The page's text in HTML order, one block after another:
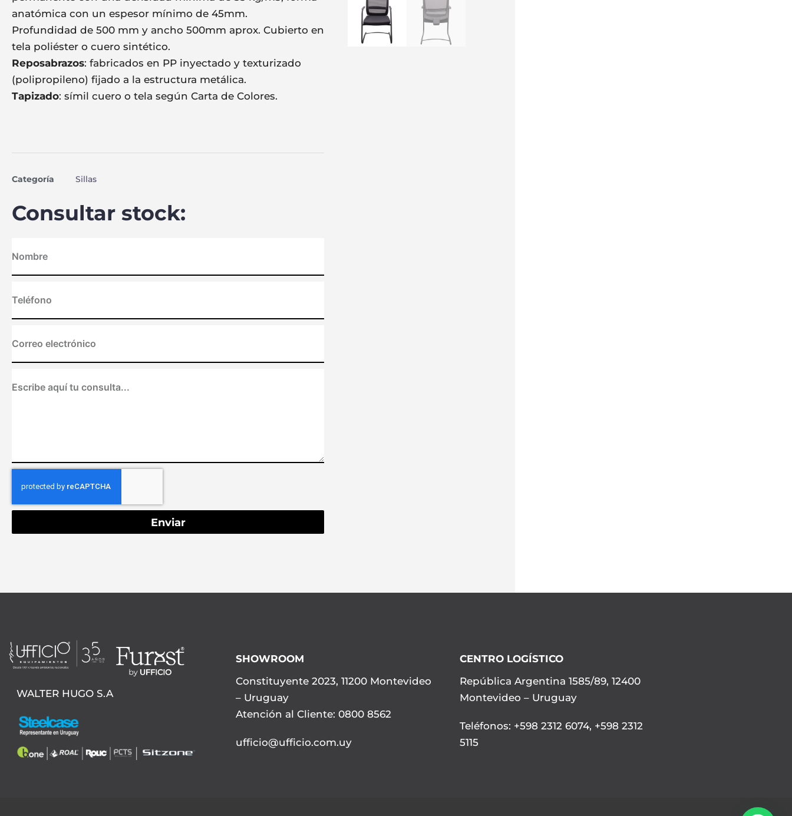
anatómica con un espesor mínimo de 45mm.
Profundidad de 500 mm y ancho 500mm aprox. Cubierto en
tela poliéster o cuero sintético.
Reposabrazos: fabricados en PP inyectado y texturizado
(polipropileno) fijado a la estructura metálica.
Tapizado: símil cuero o tela según Carta de Colores.
Categoría Sillas
Consultar stock:
Enviar
WALTER HUGO S.A
SHOWROOM
Constituyente 2023, 11200 Montevideo
– Uruguay
Atención al Cliente: 0800 8562
ufficio@ufficio.com.uy
CENTRO LOGÍSTICO
República Argentina 1585/89, 12400
Montevideo – Uruguay
Teléfonos: +598 2312 6074, +598 2312
5115